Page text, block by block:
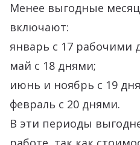
Менее выгодные
включают:
январь с 17 рабочими
май с 18 днями;
июнь и ноябрь с 19
февраль с 20 днями.
В эти периоды